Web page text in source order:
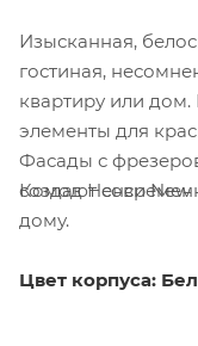
Изысканная,
гостиная,
квартиру или дом.
элементы для
Фасады с
создают
дому.
Комод Ненси New
Цвет корпуса: